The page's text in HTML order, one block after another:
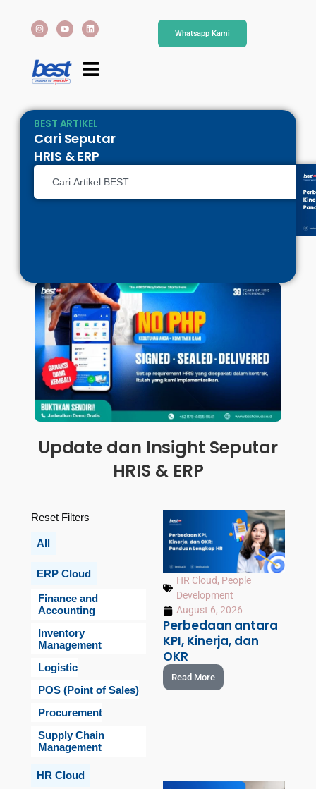
Whatsapp Kami
BEST ARTIKEL
Cari Seputar
HRIS & ERP
Update dan Insight Seputar
HRIS & ERP
All
ERP Cloud
Finance and
Accounting
Inventory
Management
Logistic
POS (Point of Sales)
Procurement
Supply Chain
Management
HR Cloud
Reset Filters
HR Cloud, People
Development
August 6, 2026
Perbedaan antara
KPI, Kinerja, dan
OKR
Read More